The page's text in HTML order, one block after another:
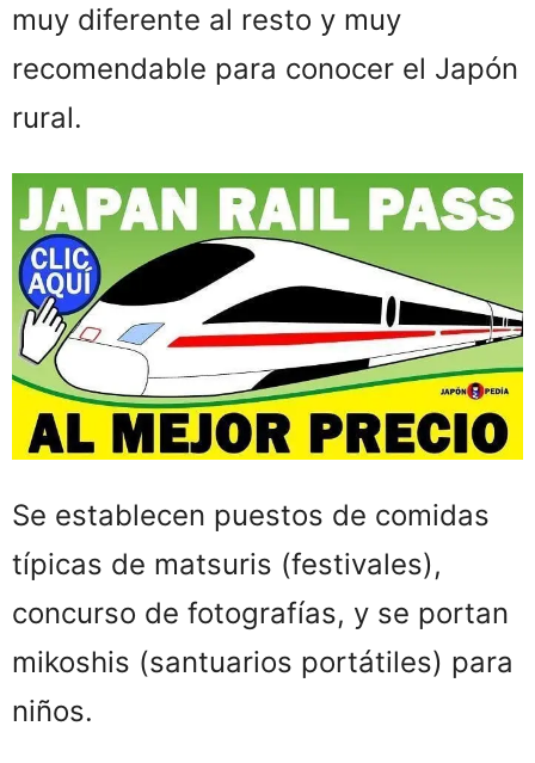
muy diferente al resto y muy
recomendable para conocer el Japón
rural.
Se establecen puestos de comidas
típicas de matsuris (festivales),
concurso de fotografías, y se portan
mikoshis (santuarios portátiles) para
niños.